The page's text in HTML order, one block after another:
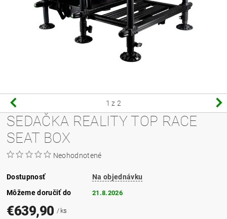
1 z 2
SEDAČKA REALITY TOP RACE
SEAT BOX
Neohodnotené
Dostupnosť
Na objednávku
Môžeme doručiť do
21.8.2026
€639,90/ ks